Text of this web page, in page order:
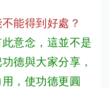
能得到好處？
意念，這並不是
德與大家分享，
，使功德更圓